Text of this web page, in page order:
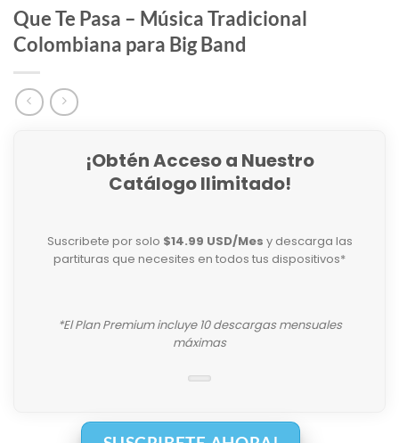
Que Te Pasa – Música Tradicional
Colombiana para Big Band
¡Obtén Acceso a Nuestro
Catálogo Ilimitado!
Suscribete por solo $14.99 USD/Mes y descarga las
partituras que necesites en todos tus dispositivos*
*El Plan Premium incluye 10 descargas mensuales
máximas